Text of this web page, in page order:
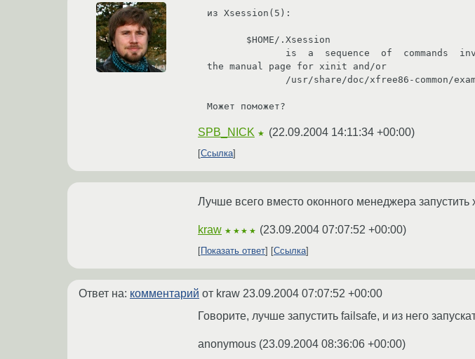
из Xsession(5):
the manual page for xinit and/or
Может поможет?
SPB_NICK ★ (22.09.2004 14:11:34 +00:00)
Ссылка
Лучше всего вместо оконного менеджера запустить
kraw ★★★★ (23.09.2004 07:07:52 +00:00)
Показать ответ Ссылка
Ответ на: комментарий от kraw 23.09.2004 07:07:52 +00:00
Говорите, лучше запустить failsafe, и из него
anonymous (23.09.2004 08:36:06 +00:00)